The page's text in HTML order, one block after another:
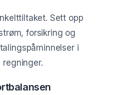
Sett opp
forsikring og
i